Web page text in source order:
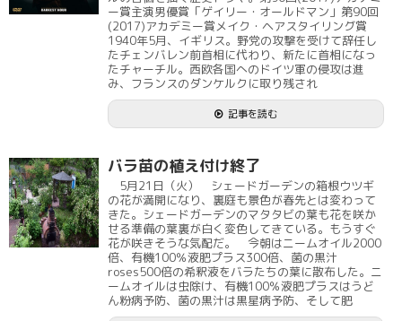
ー賞主演男優賞「ゲイリー・オールドマン」第90回
(2017)アカデミー賞メイク・ヘアスタイリング賞
1940年5月、イギリス。野党の攻撃を受けて辞任し
たチェンバレン前首相に代わり、新たに首相になっ
たチャーチル。西欧各国へのドイツ軍の侵攻は進
み、フランスのダンケルクに取り残され
記事を読む
バラ苗の植え付け終了
5月21日（火） シェードガーデンの箱根ウツギ
の花が満開になり、裏庭も景色が春先とは変わって
きた。シェードガーデンのマタタビの葉も花を咲か
せる準備の葉裏が白く変色してきている。もうすぐ
花が咲きそうな気配だ。 今朝はニームオイル2000
倍、有機100％液肥プラス300倍、菌の黒汁
roses500倍の希釈液をバラたちの葉に散布した。ニ
ームオイルは虫除け、有機100％液肥プラスはうど
ん粉病予防、菌の黒汁は黒星病予防、そして肥